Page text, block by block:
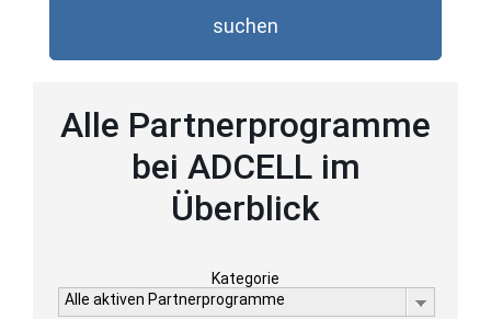
suchen
Alle Partnerprogramme
bei ADCELL im
Überblick
Kategorie
Alle aktiven Partnerprogramme